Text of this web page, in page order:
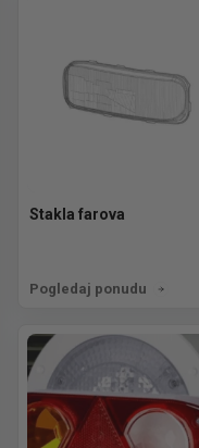
Stakla farova
Pogledaj ponudu